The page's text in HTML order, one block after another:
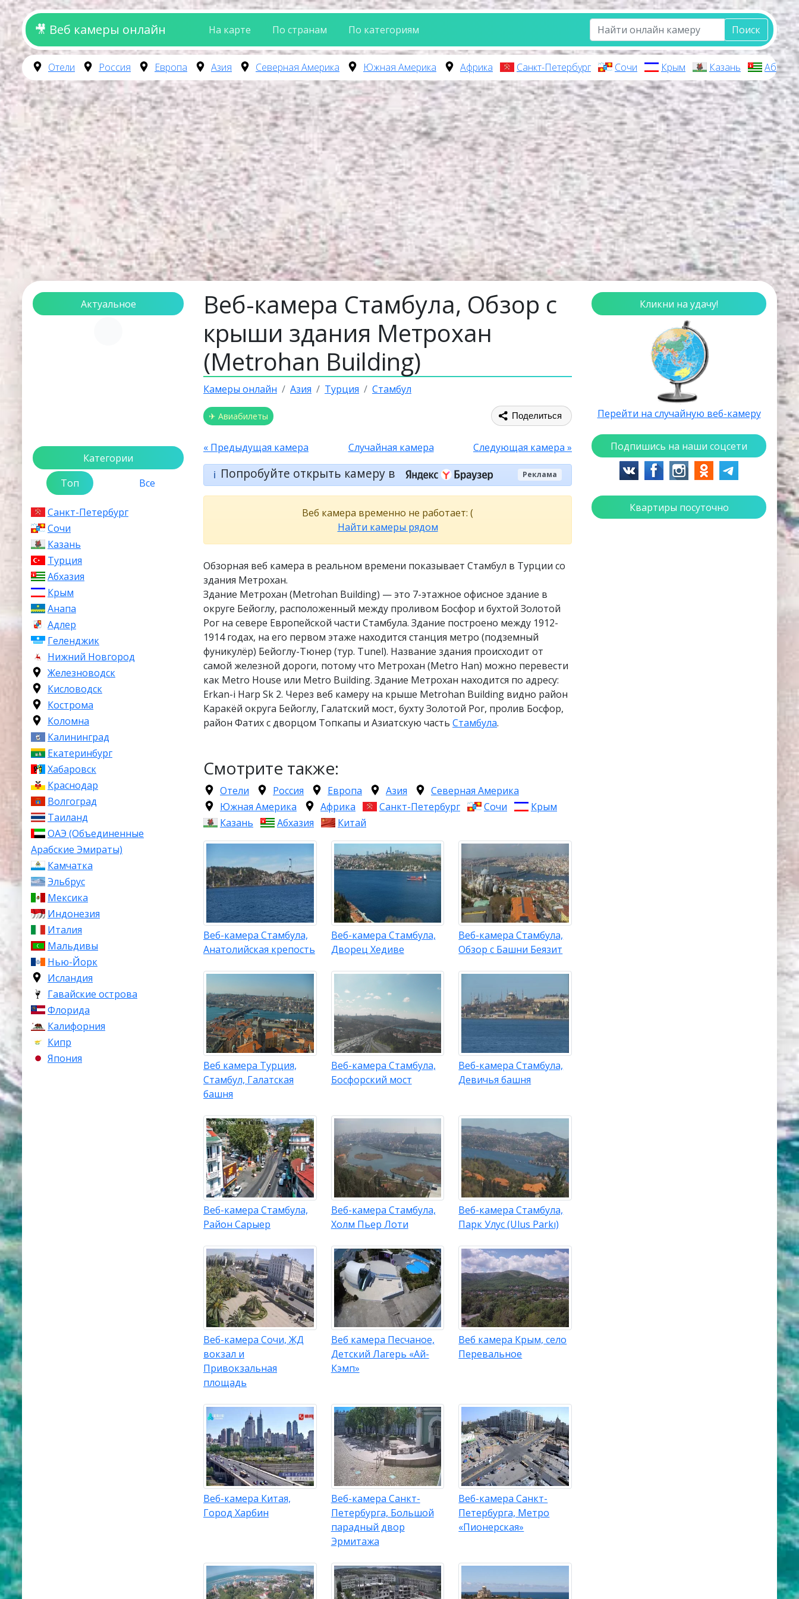
🎥 Веб камеры онлайн На карте По странам По категориям Поиск
Отели Россия Европа Азия Северная Америка Южная Америка Африка Санкт-Петербург Сочи Крым Казань
Актуальное
Категории
Топ
Все
Санкт-Петербург
Сочи
Казань
Турция
Абхазия
Крым
Анапа
Адлер
Геленджик
Нижний Новгород
Железноводск
Кисловодск
Кострома
Коломна
Калининград
Екатеринбург
Хабаровск
Краснодар
Волгоград
Таиланд
ОАЭ (Объединенные
Арабские Эмираты)
Камчатка
Эльбрус
Мексика
Индонезия
Италия
Мальдивы
Нью-Йорк
Исландия
Гавайские острова
Флорида
Калифорния
Кипр
Япония
Веб-камера Стамбула, Обзор с
крыши здания Метрохан
(Metrohan Building)
Камеры онлайн Азия Турция Стамбул
✈ Авиабилеты Поделиться
« Предыдущая камера Случайная камера Следующая камера »
ℹ️ Попробуйте открыть камеру в Реклама
Веб камера временно не работает: (
Найти камеры рядом
Обзорная веб камера в реальном времени показывает Стамбул в Турции со
здания Метрохан.
Здание Метрохан (Metrohan Building) — это 7-этажное офисное здание в
округе Бейоглу, расположенный между проливом Босфор и бухтой Золотой
Рог на севере Европейской части Стамбула. Здание построено между 1912-
1914 годах, на его первом этаже находится станция метро (подземный
фуникулёр) Бейоглу-Тюнер (тур. Tunel). Название здания происходит от
самой железной дороги, потому что Метрохан (Metro Han) можно перевести
как Metro House или Metro Building. Здание Метрохан находится по адресу:
Erkan-i Harp Sk 2. Через веб камеру на крыше Metrohan Building видно район
Каракёй округа Бейоглу, Галатский мост, бухту Золотой Рог, пролив Босфор,
район Фатих с дворцом Топкапы и Азиатскую часть Стамбула.
Смотрите также:
Отели Россия Европа Азия
Северная Америка
Южная Америка
Африка Санкт-Петербург Сочи
Крым
Казань
Абхазия Китай
Веб-камера Стамбула,
Анатолийская крепость
Веб-камера Стамбула,
Дворец Хедиве
Веб-камера Стамбула,
Обзор с Башни Беязит
Веб камера Турция,
Стамбул, Галатская
башня
Веб-камера Стамбула,
Босфорский мост
Веб-камера Стамбула,
Девичья башня
Веб-камера Стамбула,
Район Сарыер
Веб-камера Стамбула,
Холм Пьер Лоти
Веб-камера Стамбула,
Парк Улус (Ulus Parkı)
Веб-камера Сочи, ЖД
вокзал и
Привокзальная
площадь
Веб камера Песчаное,
Детский Лагерь «Ай-
Кэмп»
Веб камера Крым, село
Перевальное
Веб-камера Китая,
Город Харбин
Веб-камера Санкт-
Петербурга, Большой
парадный двор
Эрмитажа
Веб-камера Санкт-
Петербурга, Метро
«Пионерская»
Кликни на удачу!
Перейти на случайную веб-камеру
Подпишись на наши соцсети
Квартиры посуточно